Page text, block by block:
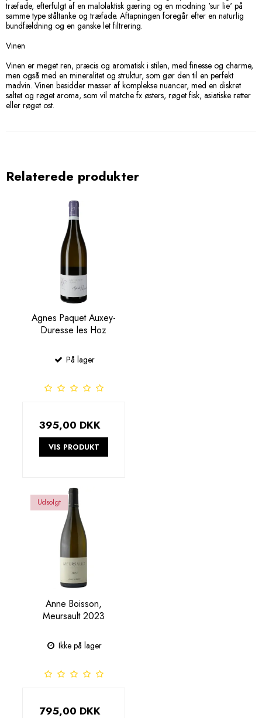
træfade, efterfulgt af en malolaktisk gæring og en modning 'sur lie' på
samme type ståltanke og træfade. Aftapningen foregår efter en naturlig
bundfældning og en ganske let filtrering.
Vinen
Vinen er meget ren, præcis og aromatisk i stilen, med finesse og charme,
men også med en mineralitet og struktur, som gør den til en perfekt
madvin. Vinen besidder masser af komplekse nuancer, med en diskret
saltet og røget aroma, som vil matche fx østers, røget fisk, asiatiske retter
eller røget ost.
Relaterede produkter
Agnes Paquet Auxey-
Duresse les Hoz
På lager
395,00 DKK
VIS PRODUKT
Udsolgt
Anne Boisson,
Meursault 2023
Ikke på lager
795,00 DKK